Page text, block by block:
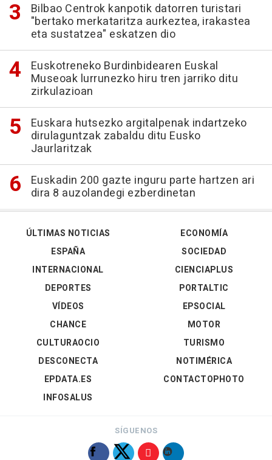
Bilbao Centrok kanpotik datorren turistari
"bertako merkataritza aurkeztea, irakastea
eta sustatzea" eskatzen dio
Euskotreneko Burdinbidearen Euskal
Museoak lurrunezko hiru tren jarriko ditu
zirkulazioan
Euskara hutsezko argitalpenak indartzeko
dirulaguntzak zabaldu ditu Eusko
Jaurlaritzak
Euskadin 200 gazte inguru parte hartzen ari
dira 8 auzolandegi ezberdinetan
ÚLTIMAS NOTICIAS
ESPAÑA
INTERNACIONAL
DEPORTES
VÍDEOS
ECONOMÍA
SOCIEDAD
CIENCIAPLUS
PORTALTIC
EPSOCIAL
CHANCE
CULTURAOCIO
DESCONECTA
EPDATA.ES
INFOSALUS
MOTOR
TURISMO
NOTIMÉRICA
CONTACTOPHOTO
SÍGUENOS